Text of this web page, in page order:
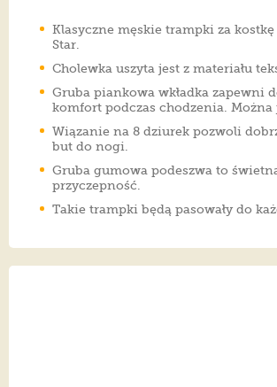
Klasyczne męskie trampki za
Star.
Cholewka uszyta jest z materiału
Gruba piankowa wkładka zapewni
komfort podczas chodzenia. Można
Wiązanie na 8 dziurek pozwoli
but do nogi.
Gruba gumowa podeszwa to
przyczepność.
Takie trampki będą pasowały do